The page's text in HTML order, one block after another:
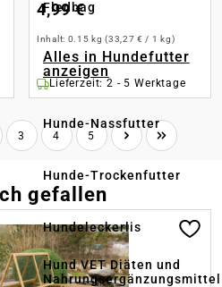
Fledbag
Alles in Hundefutter
anzeigen
Hunde-Nassfutter
Hunde-Trockenfutter
Hundeleckerlis
Hund VET Diäten und
Nahrungsergänzungsmittel
4,99 €
Inhalt: 0.15 kg(33,27 € / 1 kg)
Lieferzeit: 2 - 5 Werktage
Seite
3 Seite
4 Seite
5
gefallen